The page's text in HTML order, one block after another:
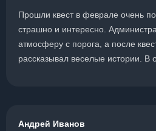
Прошли квест в феврале очень
страшно и интересно.
атмосферу с порога, а после
рассказывал веселые истории. В
Андрей Иванов